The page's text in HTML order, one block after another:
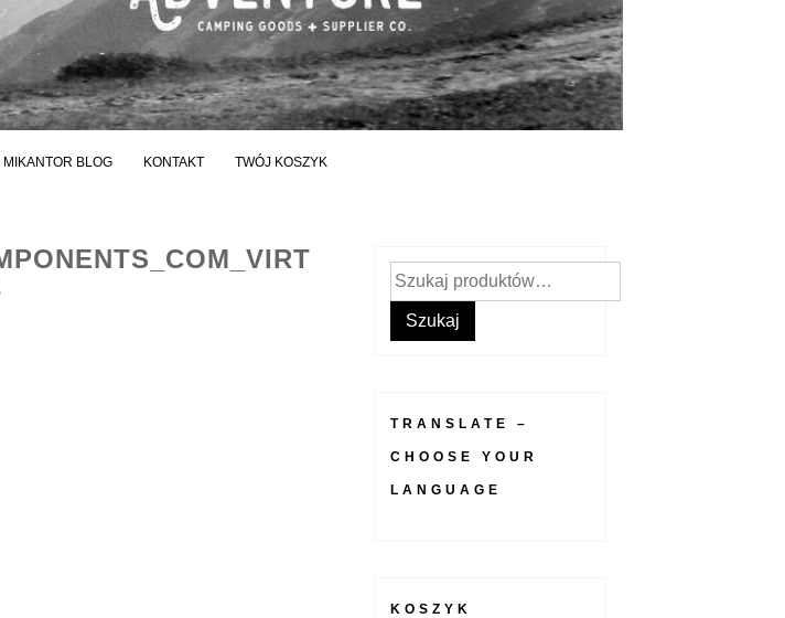
MIKANTOR BLOG KONTAKT TWÓJ KOSZYK
Szukaj:
Szukaj
TRANSLATE –
CHOOSE YOUR
LANGUAGE
KOSZYK